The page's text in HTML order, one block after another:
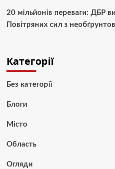
20 мільйонів переваги: ДБР
Повітряних сил з
Категорії
Без категорії
Блоги
Місто
Область
Огляди